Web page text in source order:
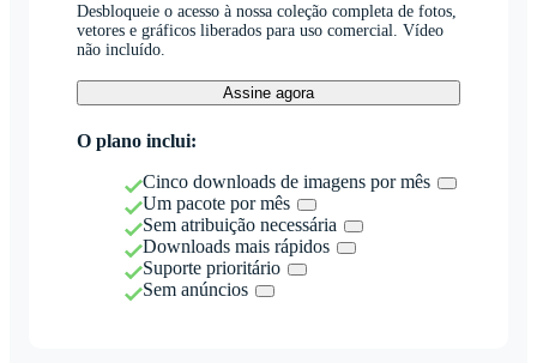
Desbloqueie o acesso à nossa coleção completa de fotos,
vetores e gráficos liberados para uso comercial. Vídeo
não incluído.
Assine agora
O plano inclui:
Cinco downloads de imagens por mês
Um pacote por mês
Sem atribuição necessária
Downloads mais rápidos
Suporte prioritário
Sem anúncios